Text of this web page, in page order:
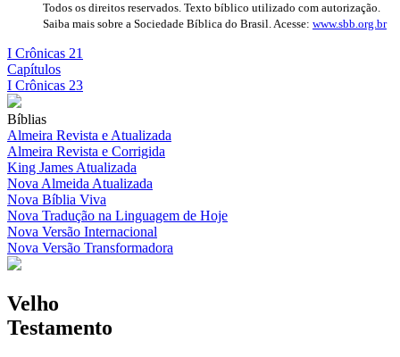
Todos os direitos reservados. Texto bíblico utilizado com autorização.
Saiba mais sobre a Sociedade Bíblica do Brasil. Acesse: www.sbb.org.br
I Crônicas 21
Capítulos
I Crônicas 23
Bíblias
Almeira Revista e Atualizada
Almeira Revista e Corrigida
King James Atualizada
Nova Almeida Atualizada
Nova Bíblia Viva
Nova Tradução na Linguagem de Hoje
Nova Versão Internacional
Nova Versão Transformadora
Velho
Testamento